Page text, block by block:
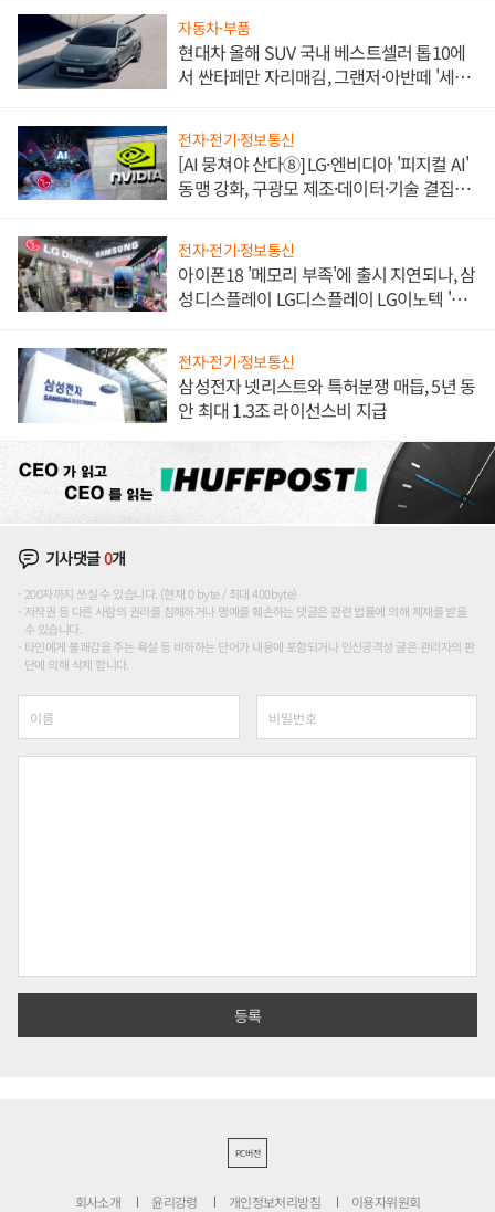
자동차·부품
현대차 올해 SUV 국내 베스트셀러 톱10에
서 싼타페만 자리매김, 그랜저·아반떼 '세단
전자·전기·정보통신
[AI 뭉쳐야 산다⑧] LG·엔비디아 '피지컬 AI'
동맹 강화, 구광모 제조·데이터·기술 결집
전자·전기·정보통신
아이폰18 '메모리 부족'에 출시 지연되나, 삼
성디스플레이 LG디스플레이 LG이노텍 '탈
전자·전기·정보통신
삼성전자 넷리스트와 특허분쟁 매듭, 5년 동
안 최대 1.3조 라이선스비 지급
기사댓글0개
200자까지 쓰실 수 있습니다. (현재 0 byte / 최대 400byte)
저작권 등 다른 사람의 권리를 침해하거나 명예를 훼손하는 댓글은 관련 법률에 의해 제재를 받을
수 있습니다.
타인에게 불쾌감을 주는 욕설 등 비하하는 단어가 내용에 포함되거나 인신공격성 글은 관리자의 판
단에 의해 삭제 합니다.
PC버전
회사소개 윤리강령 개인정보처리방침 이용자위원회